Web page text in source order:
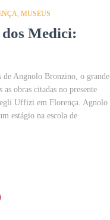
MUSEUS
Medici:
de Angnolo Bronzino, o grande
obras citadas no presente
Uffizi em Florença. Agnolo
estágio na escola de